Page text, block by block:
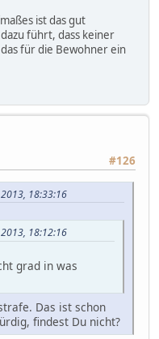
ist das gut
führt, dass keiner
für die Bewohner ein
#126
18:33:16
18:12:16
grad in was
Das ist schon
findest Du nicht?